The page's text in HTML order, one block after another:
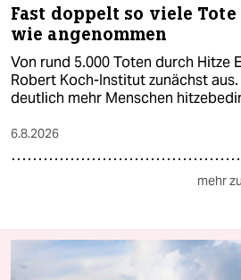
Fast doppelt so viele
wie angenommen
Von rund 5.000 Toten durch Hitze
Robert Koch-Institut zunächst
deutlich mehr Menschen
6.8.2026
mehr